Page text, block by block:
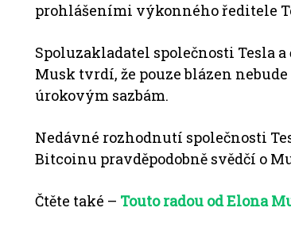
prohlášeními výkonného ředitele
Spoluzakladatel společnosti Tesla
Musk tvrdí, že pouze blázen
úrokovým sazbám.
Nedávné rozhodnutí společnosti
Bitcoinu pravděpodobně svědčí o
Čtěte také – Touto radou od Elona